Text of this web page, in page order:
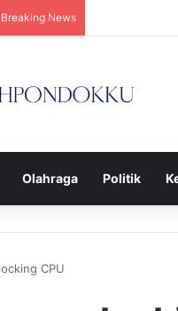
Breaking News
Olahraga Politik
CPU